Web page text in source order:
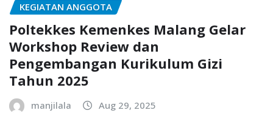
KEGIATAN ANGGOTA
Poltekkes Kemenkes Malang Gelar
Workshop Review dan
Pengembangan Kurikulum Gizi
Tahun 2025
manjilala Aug 29, 2025